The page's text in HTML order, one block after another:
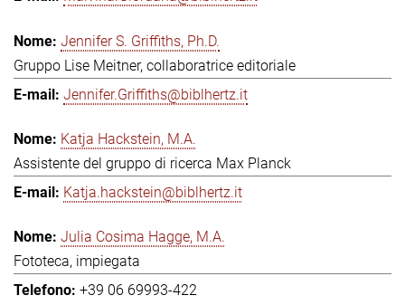
Jennifer S. Griffiths, Ph.D.
Gruppo Lise Meitner, collaboratrice editoriale
Jennifer.Griffiths@biblhertz.it
Katja Hackstein, M.A.
Assistente del gruppo di ricerca Max Planck
Katja.hackstein@biblhertz.it
Julia Cosima Hagge, M.A.
Fototeca, impiegata
+39 06 69993-422